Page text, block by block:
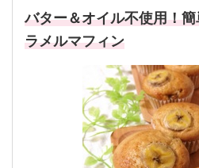
バター＆オイル不使用！
ラメルマフィン